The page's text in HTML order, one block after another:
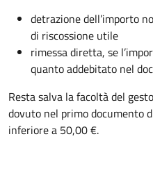
detrazione dell’importo
di riscossione utile
rimessa diretta, se
quanto addebitato nel
Resta salva la facoltà del
dovuto nel primo documento
inferiore a 50,00 €.